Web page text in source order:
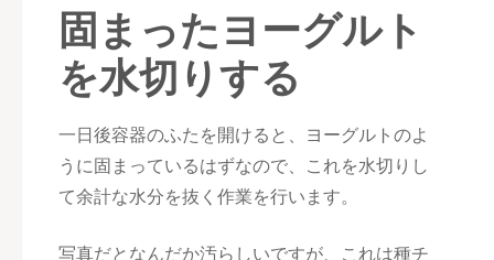
固まったヨーグルト
を水切りする
一日後容器のふたを開けると、ヨーグルトのよ
うに固まっているはずなので、これを水切りし
て余計な水分を抜く作業を行います。
写真だとなんだか汚らしいですが、これは種チ